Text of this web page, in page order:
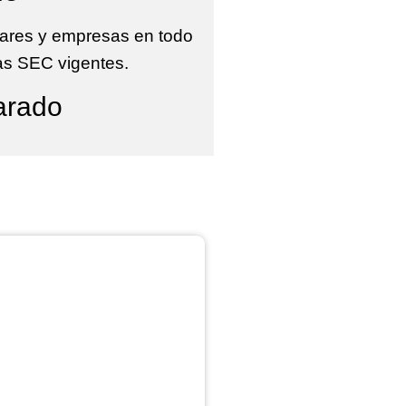
y empresas en todo
SEC vigentes.